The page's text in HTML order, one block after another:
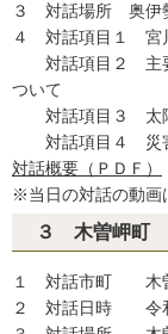
３ 対話場所 奥伊
４ 対話項目１ 宮
対話項目２ 主要
ついて
対話項目３ 太陽
対話項目４ 災害
対話概要（ＰＤＦ）
※当日の対話の動画
３ 木曽岬町
１ 対話市町 木
２ 対話日時 令和